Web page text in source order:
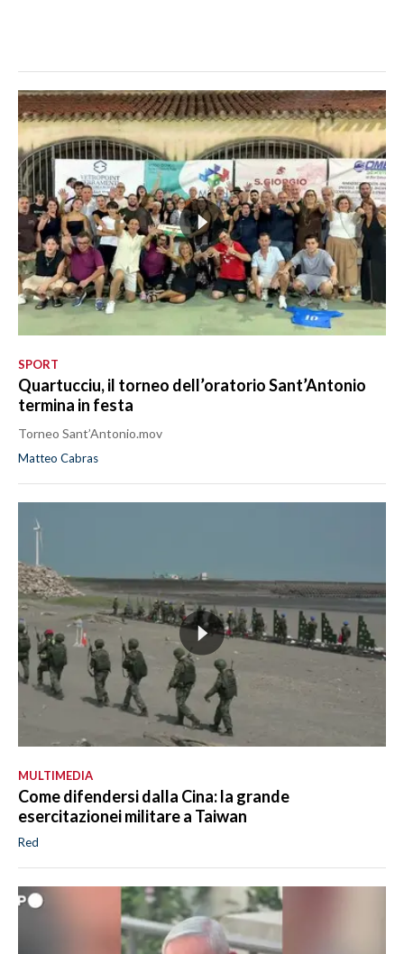
SPORT
Quartucciu, il torneo dell’oratorio Sant’Antonio
termina in festa
Torneo Sant’Antonio.mov
Matteo Cabras
MULTIMEDIA
Come difendersi dalla Cina: la grande
esercitazionei militare a Taiwan
Red